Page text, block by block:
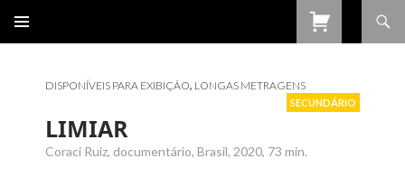
CONTEÚDO
DISPONÍVEIS PARA EXIBIÇÃO, LONGAS METRAGENS
SECUNDÁRIO
LIMIAR
Coraci Ruiz, documentário, Brasil, 2020, 73 min.